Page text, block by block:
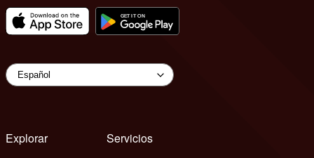
Explorar
Servicios